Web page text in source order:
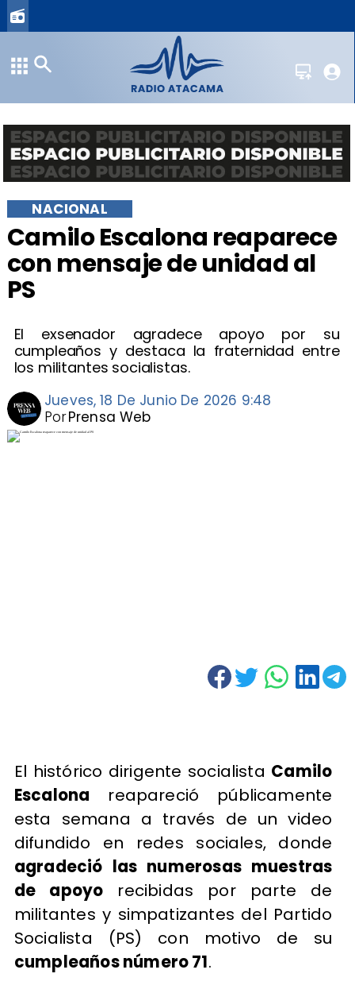
Camilo Escalona reaparece
con mensaje de unidad al
PS
El exsenador agradece apoyo por su
cumpleaños y destaca la fraternidad entre
los militantes socialistas.
NACIONAL
Jueves, 18 De Junio De 2026 9:48
Prensa Web
Por
El histórico dirigente socialista Camilo
Escalona reapareció públicamente
esta semana a través de un video
difundido en redes sociales, donde
agradeció las numerosas muestras
de apoyo recibidas por parte de
militantes y simpatizantes del Partido
Socialista (PS) con motivo de su
cumpleaños número 71.